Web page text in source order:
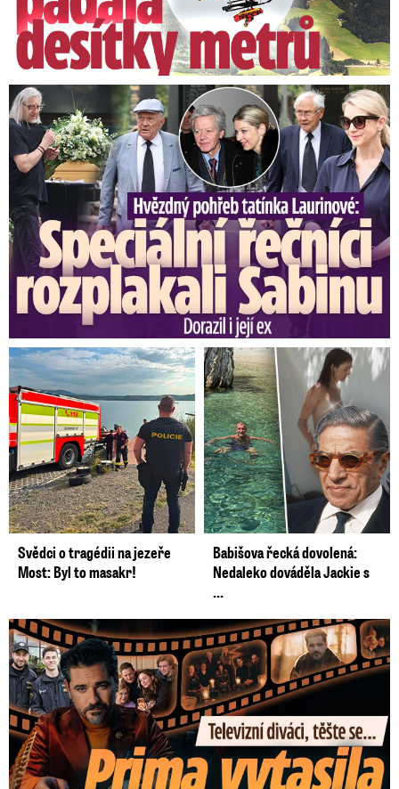
Speciální řečníci nad rakví Laurina: Rozbrečeli i dceru
Svědci o tragédii na jezeře
Most: Byl to masakr!
Babišova řecká dovolená:
Nedaleko dováděla Jackie s
...
Prima vytasila podzimní trumfy! Další Zrádci a žhavé novinky